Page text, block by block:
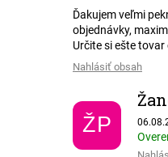
Ďakujem veľmi
objednávky,
Určite si ešte
Nahlásiť obsah
ŽP